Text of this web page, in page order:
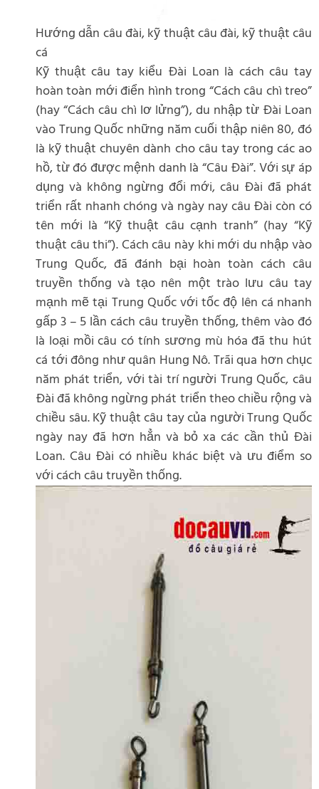
Hướng dẫn câu đài, kỹ thuật câu đài, kỹ thuật câu
cá
Kỹ thuật câu tay kiểu Đài Loan là cách câu tay
hoàn toàn mới điển hình trong “Cách câu chì treo”
(hay “Cách câu chì lơ lửng”), du nhập từ Đài Loan
vào Trung Quốc những năm cuối thập niên 80, đó
là kỹ thuật chuyên dành cho câu tay trong các ao
hồ, từ đó được mệnh danh là “Câu Đài”. Với sự áp
dụng và không ngừng đổi mới, câu Đài đã phát
triển rất nhanh chóng và ngày nay câu Đài còn có
tên mới là “Kỹ thuật câu cạnh tranh” (hay “Kỹ
thuật câu thi”). Cách câu này khi mới du nhập vào
Trung Quốc, đã đánh bại hoàn toàn cách câu
truyền thống và tạo nên một trào lưu câu tay
mạnh mẽ tại Trung Quốc với tốc độ lên cá nhanh
gấp 3 – 5 lần cách câu truyền thống, thêm vào đó
là loại mồi câu có tính sương mù hóa đã thu hút
cá tới đông như quân Hung Nô. Trãi qua hơn chục
năm phát triển, với tài trí người Trung Quốc, câu
Đài đã không ngừng phát triển theo chiều rộng và
chiều sâu. Kỹ thuật câu tay của người Trung Quốc
ngày nay đã hơn hẳn và bỏ xa các cần thủ Đài
Loan. Câu Đài có nhiều khác biệt và ưu điểm so
với cách câu truyền thống.